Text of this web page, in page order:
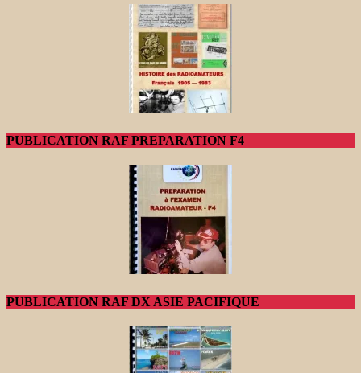
PUBLICATION RAF PREPARATION F4
PUBLICATION RAF DX ASIE PACIFIQUE